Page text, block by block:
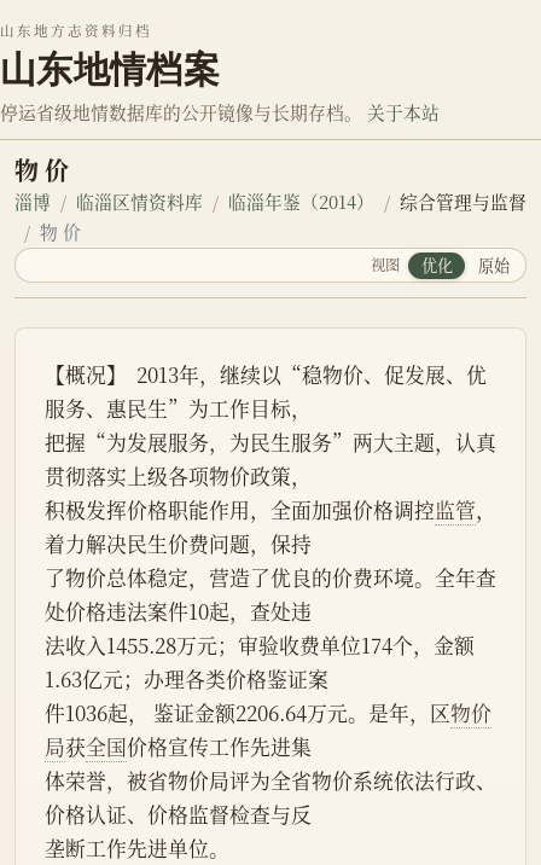
山东地方志资料归档
山东地情档案
停运省级地情数据库的公开镜像与长期存档。 关于本站
物 价
淄博 临淄区情资料库 临淄年鉴（2014）
综合管理与监督
物 价
视图 优化 原始
【概况】  2013年，继续以“稳物价、促发展、优
服务、惠民生”为工作目标，
把握“为发展服务，为民生服务”两大主题，认真
贯彻落实上级各项物价政策，
积极发挥价格职能作用，全面加强价格调控监管，
着力解决民生价费问题，保持
了物价总体稳定，营造了优良的价费环境。全年查
处价格违法案件10起，查处违
法收入1455.28万元；审验收费单位174个，金额
1.63亿元；办理各类价格鉴证案
件1036起， 鉴证金额2206.64万元。是年，区物价
局获全国价格宣传工作先进集
体荣誉，被省物价局评为全省物价系统依法行政、
价格认证、价格监督检查与反
垄断工作先进单位。